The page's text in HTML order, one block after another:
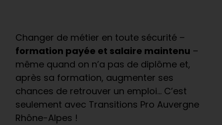
Changer de métier en toute sécurité –
formation payée et salaire maintenu –
même quand on n’a pas de diplôme et,
après sa formation, augmenter ses
chances de retrouver un emploi… C’est
seulement avec Transitions Pro Auvergne
Rhône-Alpes !